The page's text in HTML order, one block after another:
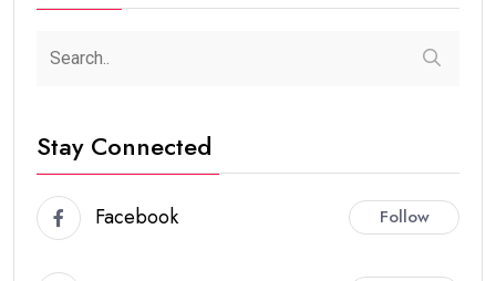
Stay Connected
Facebook Follow